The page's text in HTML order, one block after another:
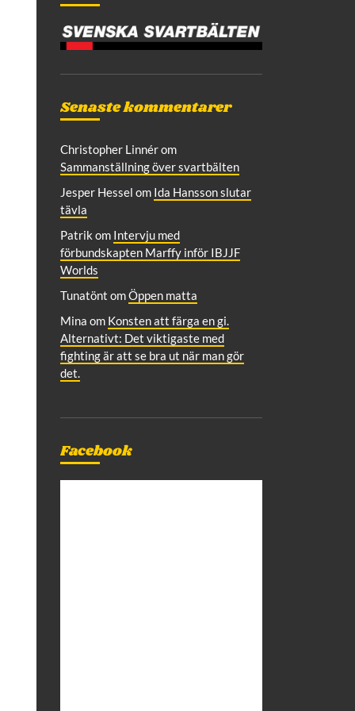
Senaste kommentarer
Christopher Linnérom
Sammanställning över svartbälten
Jesper Hessel om Ida Hansson slutar
tävla
Patrik om Intervju med
förbundskapten Marffy inför IBJJF
Worlds
Tunatönt omÖppen matta
Mina om Konsten att färga en gi.
Alternativt: Det viktigaste med
fighting är att se bra ut när man gör
det.
Facebook